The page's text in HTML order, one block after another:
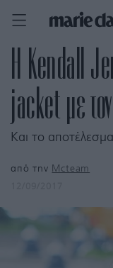
H Kendall
jacket με
Και το
από την Mcteam